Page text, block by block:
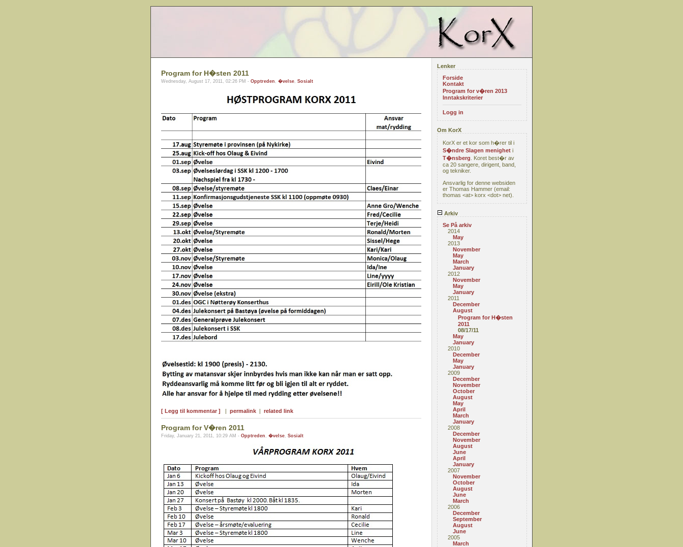
Program for H�sten 2011
Wednesday, August 17, 2011, 02:26 PM - Opptreden , �velse, Sosialt
[ Legg til kommentar ] | permalink | related link
Program for V�ren 2011
Friday, January 21, 2011, 10:29 AM - Opptreden , �velse, Sosialt
Lenker
Forside
Kontakt
Program for v�ren 2013
Inntakskriterier
Logg in
Om KorX
KorX er et kor som h�rer til i
S�ndre Slagen menighet i
T�nsberg . Koret best�r av
ca 20 sangere, dirigent, band,
og tekniker.
Ansvarlig for denne websiden
er Thomas Hammer (email:
thomas <at> korx <dot> net).
Arkiv
Se På arkiv
2014
May
2013
November
May
March
January
2012
November
May
January
2011
December
August
Program for H�sten
2011
08/17/11
May
January
2010
December
May
January
2009
December
November
October
August
May
April
March
January
2008
December
November
August
June
April
January
2007
November
October
August
June
March
2006
December
September
August
June
2005
March